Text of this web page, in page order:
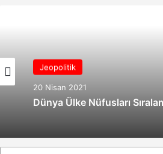
Jeopolitik
20 Nisan 2021
Dünya Ülke Nüfusları